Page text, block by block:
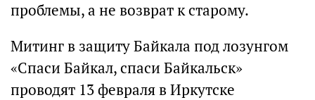
проблемы, а не возврат к старому.
Митинг в защиту Байкала под лозунгом
«Спаси Байкал, спаси Байкальск»
проводят 13 февраля в Иркутске